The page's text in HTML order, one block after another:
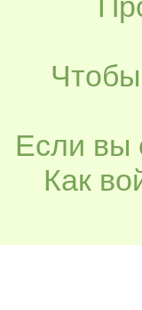
Чтобы
Если вы
Как